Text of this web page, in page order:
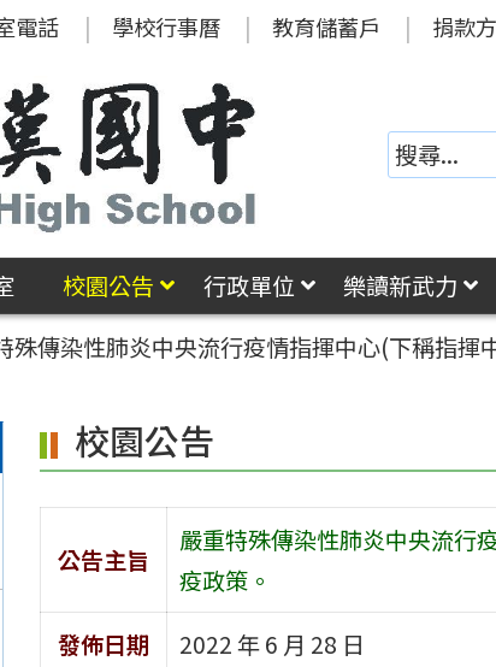
電話 學校行事曆 教育儲蓄戶 捐款
校園公告 行政單位 樂讀新武力
殊傳染性肺炎中央流行疫情指揮中心(下稱指
校園公告
公告主旨
嚴重特殊傳染性肺炎中央流行
疫政策。
發佈日期
2022 年 6 月 28 日